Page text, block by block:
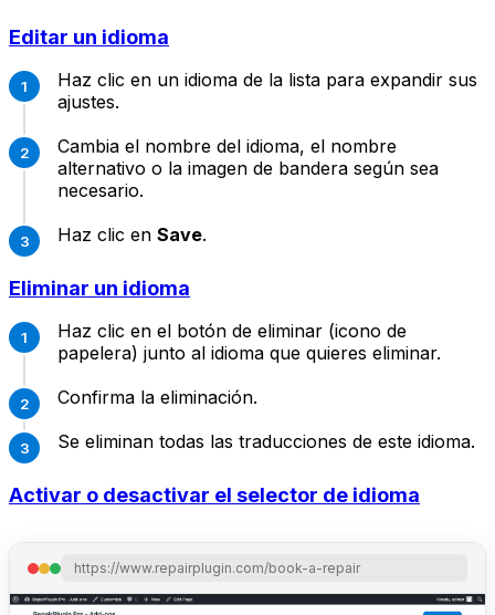
Editar un idioma
Haz clic en un idioma de la lista para expandir sus
ajustes.
Cambia el nombre del idioma, el nombre
alternativo o la imagen de bandera según sea
necesario.
Haz clic en Save.
Eliminar un idioma
Haz clic en el botón de eliminar (icono de
papelera) junto al idioma que quieres eliminar.
Confirma la eliminación.
Se eliminan todas las traducciones de este idioma.
Activar o desactivar el selector de idioma
https://www.repairplugin.com/book-a-repair